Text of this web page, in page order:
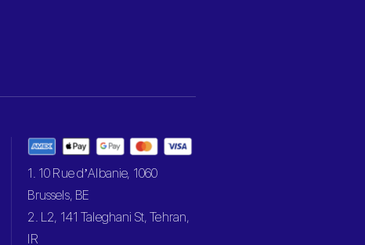
1. 10 Rue d’Albanie, 1060
Brussels, BE
2. L2, 141 Taleghani St, Tehran,
IR